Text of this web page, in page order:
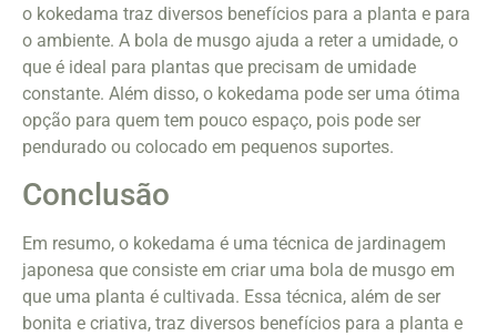
o kokedama traz diversos benefícios para a planta e para
o ambiente. A bola de musgo ajuda a reter a umidade, o
que é ideal para plantas que precisam de umidade
constante. Além disso, o kokedama pode ser uma ótima
opção para quem tem pouco espaço, pois pode ser
pendurado ou colocado em pequenos suportes.
Conclusão
Em resumo, o kokedama é uma técnica de jardinagem
japonesa que consiste em criar uma bola de musgo em
que uma planta é cultivada. Essa técnica, além de ser
bonita e criativa, traz diversos benefícios para a planta e